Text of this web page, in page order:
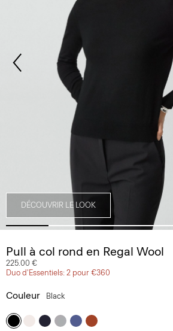
DÉCOUVRIR LE LOOK
Pull à col rond en Regal Wool
225.00 €
Duo d'Essentiels: 2 pour €360
Couleur Black